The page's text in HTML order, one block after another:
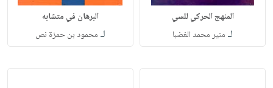
المنهج الحركي للسي
لـ منير محمد الغضبا
البرهان في متشابه
لـ محمود بن حمزة نص